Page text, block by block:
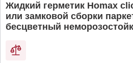
Жидкий герметик Homax
или замковой сборки
бесцветный